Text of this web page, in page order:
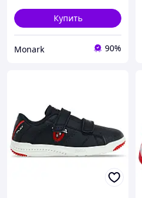
Купить
Monark 90%